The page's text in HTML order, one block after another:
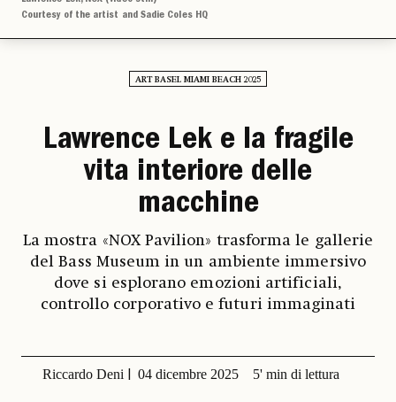
Courtesy of the artist and Sadie Coles HQ
ART BASEL MIAMI BEACH 2025
Lawrence Lek e la fragile
vita interiore delle
macchine
La mostra «NOX Pavilion» trasforma le gallerie
del Bass Museum in un ambiente immersivo
dove si esplorano emozioni artificiali,
controllo corporativo e futuri immaginati
Riccardo Deni 04 dicembre 2025 5' min di lettura